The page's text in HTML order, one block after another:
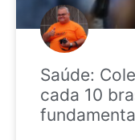
Saúde:
cada 10